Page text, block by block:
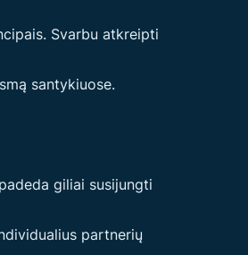
Svarbu atkreipti
santykiuose.
giliai susijungti
partnerių